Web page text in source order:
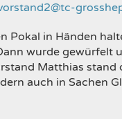
Pokal in Händen
wurde gewürfelt
Matthias stand
auch in Sachen